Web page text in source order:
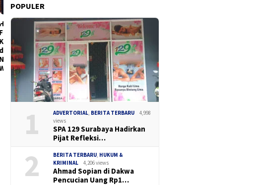
Pemkot Surabaya Tetapkan
Direksi Perumda Air Minum
Surya Sembada Periode
2026–2029
Sidang PTUN Jakarta
Sengketa PSHT Memanas,
Kholis Soroti Gugatan Fiktif
Negatif dan Putusan PK 155
POPULER
1 ADVERTORIAL BERITA TERBARU
4,998
views
SPA 129 Surabaya Hadirkan
Pijat Refleksi…
2 BERITA TERBARU HUKUM &
KRIMINAL
4,206 views
Ahmad Sopian di Dakwa
Pencucian Uang Rp1…